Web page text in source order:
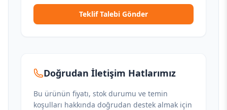
Teklif Talebi Gönder
Doğrudan İletişim Hatlarımız
Bu ürünün fiyatı, stok durumu ve temin
koşulları hakkında doğrudan destek almak için